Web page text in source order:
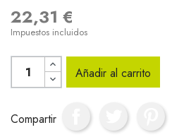
22,31 €
Impuestos incluidos
Añadir al carrito
Compartir